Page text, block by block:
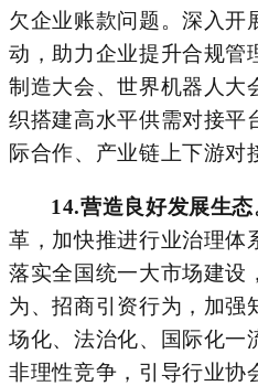
欠企业账款问题。深入开
动，助力企业提升合规管
制造大会、世界机器人大
织搭建高水平供需对接平
际合作、产业链上下游对
14.营造良好发展生态
革，加快推进行业治理体
落实全国统一大市场建设
为、招商引资行为，加强
场化、法治化、国际化一
非理性竞争，引导行业协